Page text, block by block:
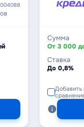
Сумма
Ставка
До 0,8%
Добавить